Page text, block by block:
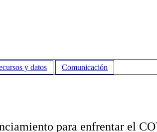
y datos Comunicación
para enfrentar el